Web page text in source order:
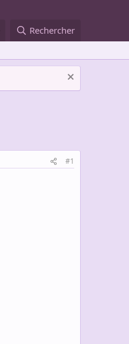
Rechercher
#1